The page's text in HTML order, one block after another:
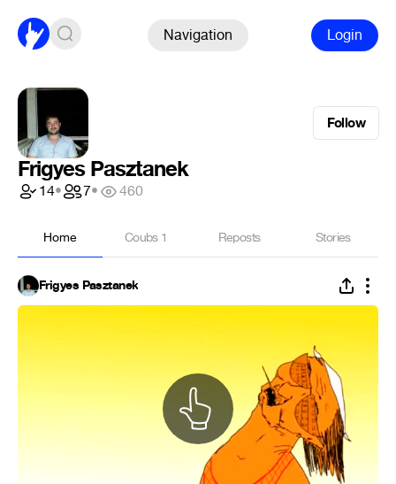
Navigation Login
Follow
Frigyes Pasztanek
14• 7• 460
Home Coubs 1 Reposts Stories
Frigyes Pasztanek